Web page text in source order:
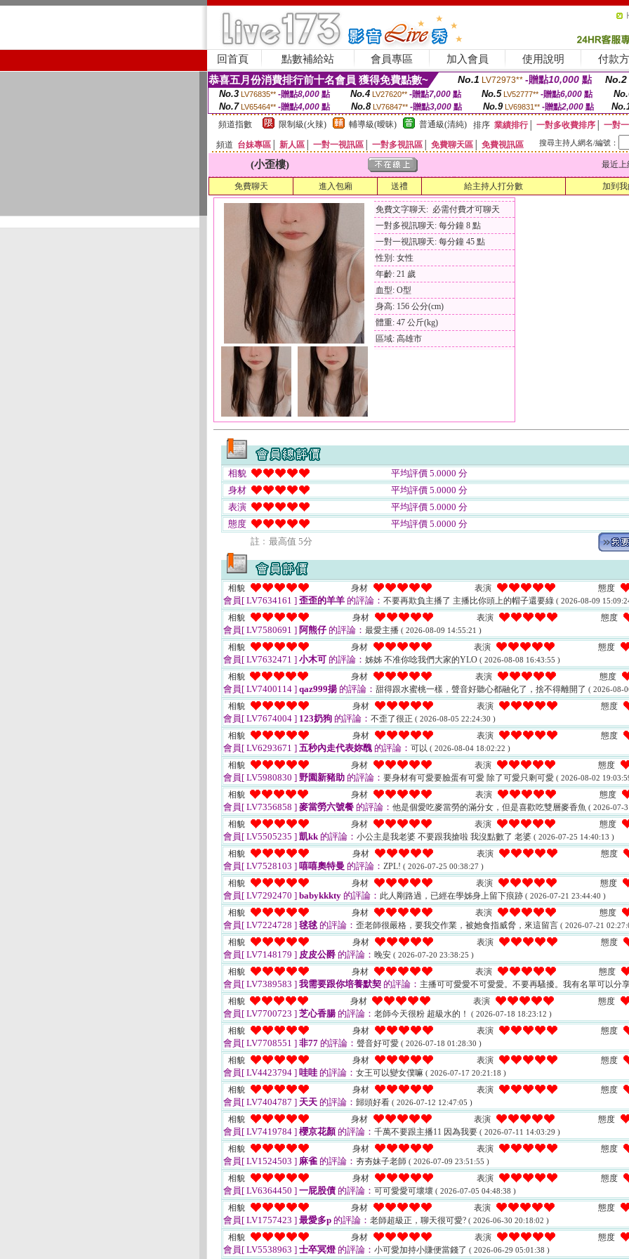
回首頁 點數補給站 會員專區 加入會員 使用說明 付款
恭喜五月份消費排行前十名會員 獲得免費點數~ No.1 LV72973** -贈點10,000 點 No.2
No.3 LV76835** -贈點8,000點 No.4 LV27620** -贈點7,000點 No.5 LV52777** -贈點6,000點
No.7 LV65464** -贈點4,000 點 No.8 LV76847** -贈點3,000 點 No.9 LV69831** -贈點2,000點
頻道指數 限制級(火辣) 輔導級(曖昧) 普通級(清純) 排序 業績排行│ 一對多收費排序
一對
頻道 台妹專區 新人區 一對一視訊區 一對多視訊區 免費聊天區 免費視訊區 搜尋主持人網名/編號：
(小歪樓) 最近上
免費聊天 進入包廂 送禮 給主持人打分數 加到
免費文字聊天: 必需付費才可聊天
一對多視訊聊天: 每分鐘 8 點
一對一視訊聊天: 每分鐘 45 點
性別: 女性
年齡: 21 歲
血型: O型
身高: 156 公分(cm)
體重: 47 公斤(kg)
區域: 高雄市
相貌
平均評價 5.0000 分
身材
平均評價 5.0000 分
表演
平均評價 5.0000 分
態度
平均評價 5.0000 分
註﹕最高值 5分
相貌 身材 表演 態度
會員[ LV7634161 ] 歪歪的羊羊 的評論： 不要再欺負主播了 主播比你頭上的帽子還要綠 ( 2026-08-09
相貌 身材 表演 態度
會員[ LV7580691 ] 阿熊仔的評論： 最愛主播 ( 2026-08-09 14:55:21 )
相貌 身材 表演 態度
會員[ LV7632471 ] 小木可 的評論： 姊姊 不准你唸我們大家的YLO ( 2026-08-08 16:43:55 )
相貌 身材 表演 態度
會員[ LV7400114 ] qaz999揚 的評論： 甜得跟水蜜桃一樣，聲音好聽心都融化了，捨不得離開了 ( 2026-08-
相貌 身材 表演 態度
會員[ LV7674004 ] 123奶狗 的評論： 不歪了很正 ( 2026-08-05 22:24:30 )
相貌 身材 表演 態度
會員[ LV6293671 ] 五秒內走代表妳醜的評論： 可以 ( 2026-08-04 18:02:22 )
相貌 身材 表演 態度
會員[ LV5980830 ] 野園新豬助 的評論： 要身材有可愛要臉蛋有可愛 除了可愛只剩可愛 ( 2026-08-02
相貌 身材 表演 態度
會員[ LV7356858 ] 麥當勞六號餐 的評論： 他是個愛吃麥當勞的滿分女，但是喜歡吃雙層麥香魚 ( 2026-07-
相貌 身材 表演 態度
會員[ LV5505235 ] 凱kk的評論： 小公主是我老婆 不要跟我搶啦 我沒點數了 老婆 ( 2026-07-25 14:40:13 )
相貌 身材 表演 態度
會員[ LV7528103 ] 嘻嘻奧特曼 的評論： ZPL! ( 2026-07-25 00:38:27 )
相貌 身材 表演 態度
會員[ LV7292470 ] babykkkty 的評論： 此人剛路過，已經在學姊身上留下痕跡 ( 2026-07-21 23:44:40 )
相貌 身材 表演 態度
會員[ LV7224728 ] 毬毬的評論： 歪老師很嚴格，要我交作業，被她食指威脅，來這留言 ( 2026-07-21
相貌 身材 表演 態度
會員[ LV7148179 ] 皮皮公爵 的評論： 晚安 ( 2026-07-20 23:38:25 )
相貌 身材 表演 態度
會員[ LV7389583 ] 我需要跟你培養默契 的評論： 主播可可愛愛不可愛愛。不要再騷擾。我有名單可以分
相貌
身材 表演 態度
會員[ LV7700723 ] 芝心香腸的評論： 老師今天很粉 超級水的！ ( 2026-07-18 18:23:12 )
相貌 身材 表演 態度
會員[ LV7708551 ] 非77 的評論： 聲音好可愛 ( 2026-07-18 01:28:30 )
相貌 身材 表演 態度
會員[ LV4423794 ] 哇哇 的評論： 女王可以變女僕嘛 ( 2026-07-17 20:21:18 )
相貌 身材 表演 態度
會員[ LV7404787 ] 天天 的評論： 歸頭好看 ( 2026-07-12 12:47:05 )
相貌 身材 表演 態度
會員[ LV7419784 ] 櫻京花顏的評論： 千萬不要跟主播11 因為我要 ( 2026-07-11 14:03:29 )
相貌 身材 表演 態度
會員[ LV1524503 ] 麻雀 的評論： 夯夯妹子老師 ( 2026-07-09 23:51:55 )
相貌 身材 表演 態度
會員[ LV6364450 ] 一屁股債 的評論： 可可愛愛可壞壞 ( 2026-07-05 04:48:38 )
相貌 身材 表演 態度
會員[ LV1757423 ] 最愛多p 的評論： 老師超級正，聊天很可愛? ( 2026-06-30 20:18:02 )
相貌 身材 表演 態度
會員[ LV5538963 ] 士卒冥燈 的評論： 小可愛加持小賺便當錢了 ( 2026-06-29 05:01:38 )